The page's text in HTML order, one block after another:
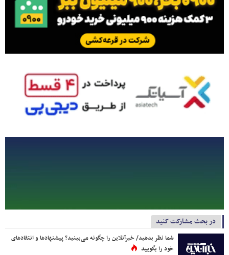
در بحث مشارکت کنید
شما نظر بدهید/ خبرآنلاین را چگونه می‌بینید؟ پیشنهادها و انتقادهای
خود را بگویید